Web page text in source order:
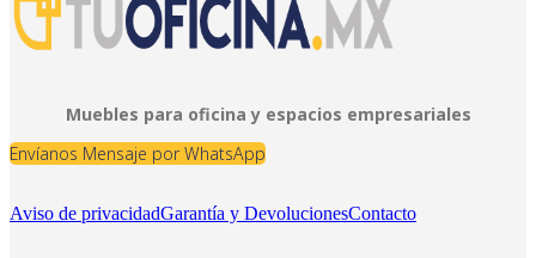
Muebles para oficina y espacios empresariales
Envíanos Mensaje por WhatsApp
Aviso de privacidadGarantía y DevolucionesContacto